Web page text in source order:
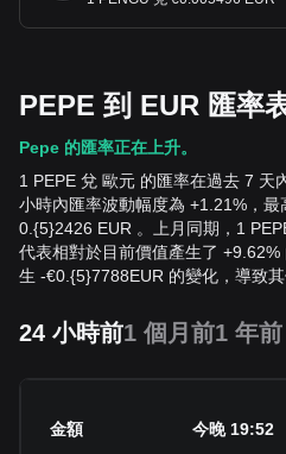
PEPE 到 EUR 匯率
Pepe 的匯率正在上升。
1 PEPE 兌 歐元 的匯率在過去 7 天
小時內匯率波動幅度為 +1.21%，
0.{5}2426 EUR 。上月同期，1
代表相對於目前價值產生了
生 -€0.{5}7788EUR 的變化，導致
24 小時前1 個月前1 年前
金額 今晚 19:52